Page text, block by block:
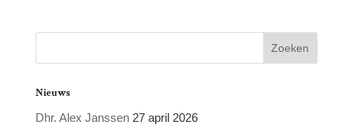
Nieuws
Dhr. Alex Janssen 27 april 2026